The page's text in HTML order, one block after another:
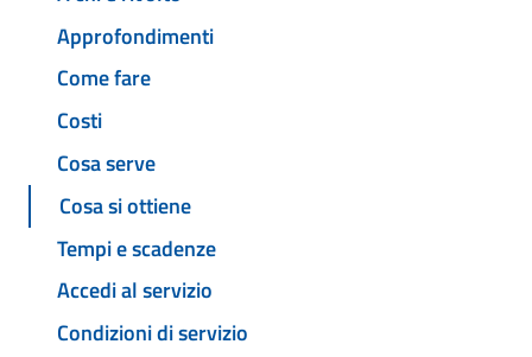
Approfondimenti
Come fare
Costi
Cosa serve
Cosa si ottiene
Tempi e scadenze
Accedi al servizio
Condizioni di servizio